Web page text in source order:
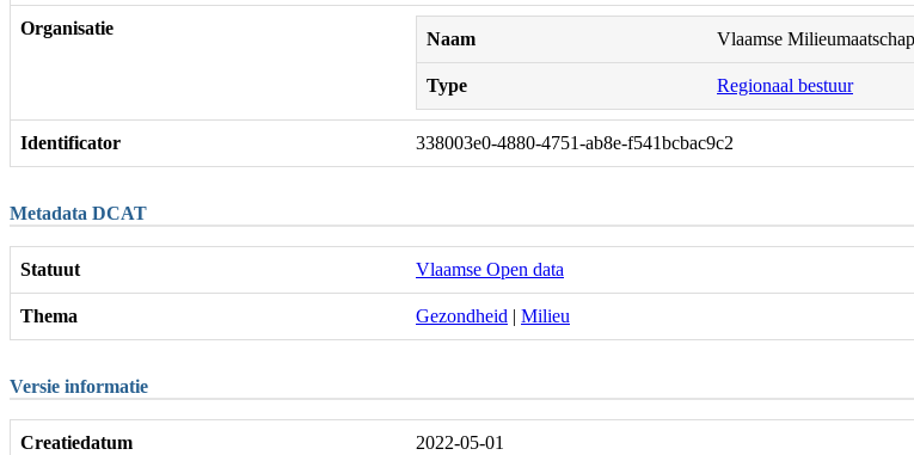
Organisatie
Naam Vlaamse
Type Regionaal bestuur
Identificator 338003e0-4880-4751-ab8e-f541bcbac9c2
Metadata DCAT
Statuut Vlaamse Open data
Thema Gezondheid | Milieu
Versie informatie
Creatiedatum 2022-05-01